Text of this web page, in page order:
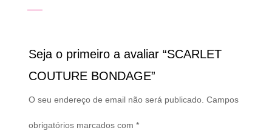
Seja o primeiro a avaliar “SCARLET
COUTURE BONDAGE”
O seu endereço de email não será publicado. Campos
obrigatórios marcados com *